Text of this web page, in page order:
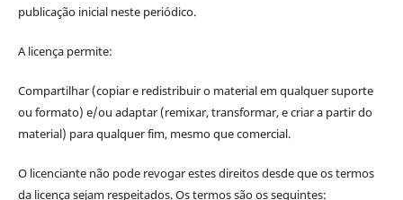
publicação inicial neste periódico.
A licença permite:
Compartilhar (copiar e redistribuir o material em qualquer suporte
ou formato) e/ou adaptar (remixar, transformar, e criar a partir do
material) para qualquer fim, mesmo que comercial.
O licenciante não pode revogar estes direitos desde que os termos
da licença sejam respeitados. Os termos são os seguintes: